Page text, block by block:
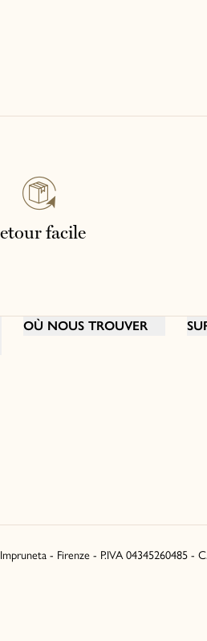
facile
OÙ NOUS TROUVER
- Firenze - P.IVA 04345260485 -